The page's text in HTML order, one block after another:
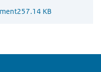
257.14 KB